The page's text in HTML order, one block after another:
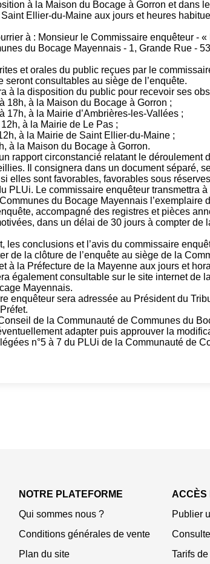
à la Maison du Bocage à Gorron et dans
Ellier-du-Maine aux jours et heures
à : Monsieur le Commissaire enquêteur - «
du Bocage Mayennais - 1, Grande Rue -
et orales du public reçues par le
consultables au siège de l’enquête.
à la disposition du public pour recevoir ses
18h, à la Maison du Bocage à Gorron ;
17h, à la Mairie d’Ambrières-les-Vallées ;
à la Mairie de Le Pas ;
à la Mairie de Saint Ellier-du-Maine ;
à la Maison du Bocage à Gorron.
rapport circonstancié relatant le déroulement
Il consignera dans un document séparé,
elles sont favorables, favorables sous
PLUi. Le commissaire enquêteur transmettra
du Bocage Mayennais l’exemplaire
accompagné des registres et pièces
dans un délai de 30 jours à compter de
les conclusions et l’avis du commissaire
de la clôture de l’enquête au siège de la
à la Préfecture de la Mayenne aux jours et
également consultable sur le site internet de la
Mayennais.
enquêteur sera adressée au Président du
de la Communauté de Communes du
adapter puis approuver la
n°5 à 7 du PLUi de la Communauté de
NOTRE PLATEFORME
Qui sommes nous ?
Conditions générales de vente
Plan du site
ACCÈS
Publier
Tarifs